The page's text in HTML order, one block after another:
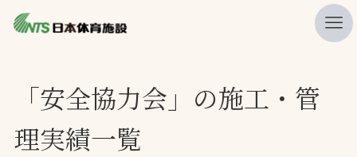
ニュース
プレスリリース
「安全協力会」の施工・管
理実績一覧